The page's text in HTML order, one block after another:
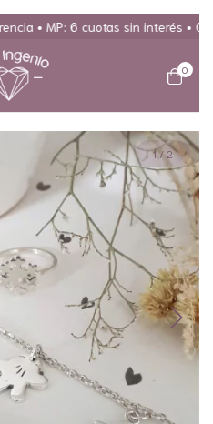
• MP: 6 cuotas sin interés •
0
1/ 2